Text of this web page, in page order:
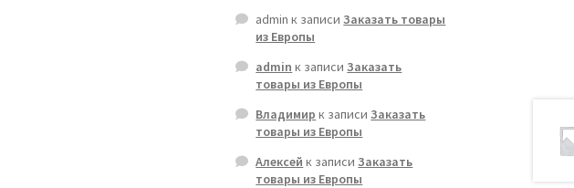
admin к записиЗаказать товары
из Европы
admin к записиЗаказать
товары из Европы
Владимир к записиЗаказать
товары из Европы
Алексей к записиЗаказать
товары из Европы